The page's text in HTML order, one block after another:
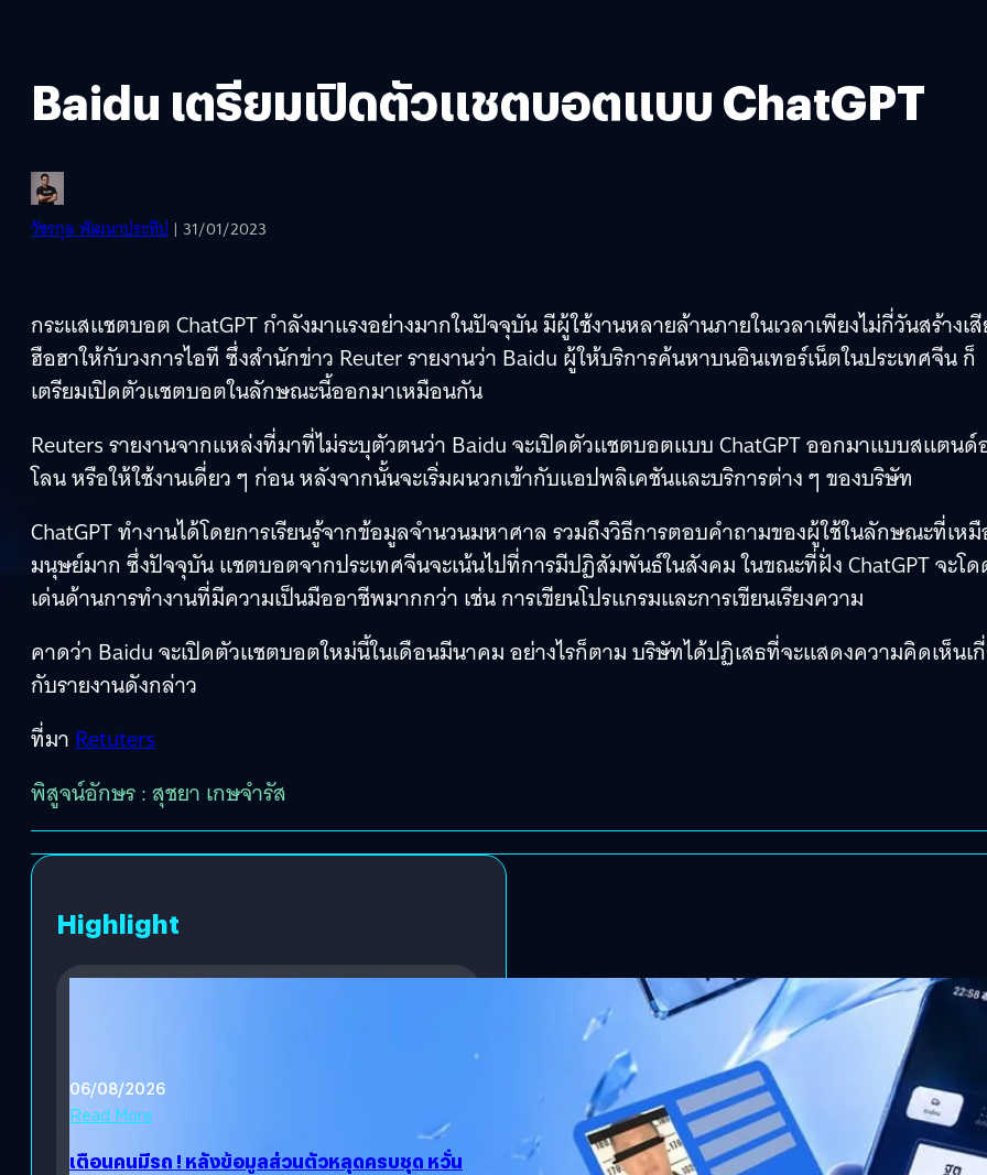
Baidu เตรียมเปิดตัวแชตบอตแบบ ChatGPT
วัชรกุล พัฒนาประทีป | 31/01/2023
กระแสแชตบอต ChatGPT กำลังมาแรงอย่างมากในปัจจุบัน มีผู้ใช้งานหลายล้านภายในเวลาเพียงไม่กี่วันสร้างเ
ฮือฮาให้กับวงการไอที ซึ่งสำนักข่าว Reuter รายงานว่า Baidu ผู้ให้บริการค้นหาบนอินเทอร์เน็ตในประเทศจีน ก็
เตรียมเปิดตัวแชตบอตในลักษณะนี้ออกมาเหมือนกัน
Reuters รายงานจากแหล่งที่มาที่ไม่ระบุตัวตนว่า Baidu จะเปิดตัวแชตบอตแบบ ChatGPT ออกมาแบบสแตนด์
โลน หรือให้ใช้งานเดี่ยว ๆ ก่อน หลังจากนั้นจะเริ่มผนวกเข้ากับแอปพลิเคชันและบริการต่าง ๆ ของบริษัท
ChatGPT ทำงานได้โดยการเรียนรู้จากข้อมูลจำนวนมหาศาล รวมถึงวิธีการตอบคำถามของผู้ใช้ในลักษณะที่เห
มนุษย์มาก ซึ่งปัจจุบัน แชตบอตจากประเทศจีนจะเน้นไปที่การมีปฏิสัมพันธ์ในสังคม ในขณะที่ฝั่ง ChatGPT จะโ
เด่นด้านการทำงานที่มีความเป็นมืออาชีพมากกว่า เช่น การเขียนโปรแกรมและการเขียนเรียงความ
คาดว่า Baidu จะเปิดตัวแชตบอตใหม่นี้ในเดือนมีนาคม อย่างไรก็ตาม บริษัทได้ปฏิเสธที่จะแสดงความคิดเห็นเ
กับรายงานดังกล่าว
ที่มาRetuters
พิสูจน์อักษร : สุชยา เกษจำรัส
Highlight
06/08/2026
Read More
เตือนคนมีรถ ! หลังข้อมูลส่วนตัวหลุดครบชุด หวั่น